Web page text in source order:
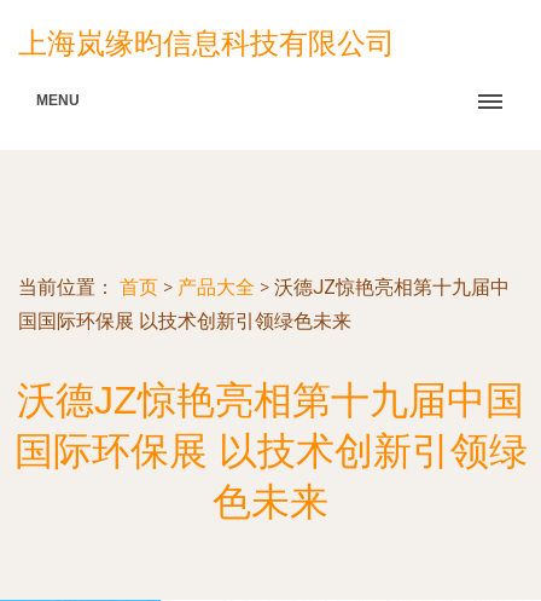
上海岚缘昀信息科技有限公司
MENU
当前位置： 首页 > 产品大全 > 沃德JZ惊艳亮相第十九届中
国国际环保展 以技术创新引领绿色未来
沃德JZ惊艳亮相第十九届中国
国际环保展 以技术创新引领绿
色未来